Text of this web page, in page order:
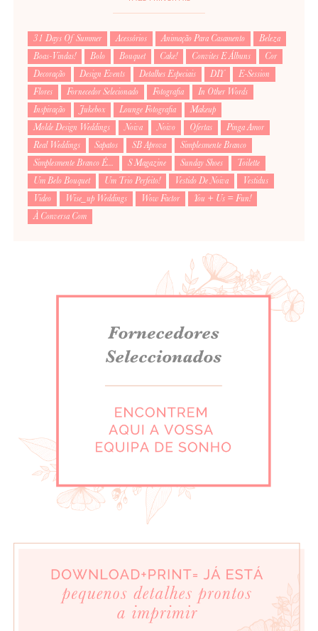
31 Days Of Summer Acessórios Animação Para Casamento
Beleza
Boas-Vindas!
Bolo Bouquet Cake! Convites E Álbuns
Cor
Decoração
Design Events Detalhes Especiais DIY
E-Session
Flores
Fornecedor Selecionado Fotografia
In Other Words
Inspiração
Jukebox Lounge Fotografia
Makeup
Molde Design Weddings
Noiva Noivo Ofertas
Pinga Amor
Real Weddings
Sapatos SB Aprova
Simplesmente Branco
Simplesmente Branco É...
S Magazine Sunday Shoes
Toilette
Um Belo Bouquet
Um Trio Perfeito! Vestido De Noiva
Vestidus
Video
Wise_up Weddings Wow Factor
You + Us = Fun!
À Conversa Com